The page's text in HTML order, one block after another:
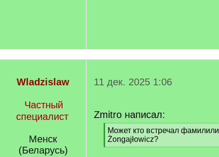
Wladzislaw
Частный
специалист
Менск
(Беларусь)
11 дек. 2025 1:06
Zmitro написал:
[
q
]
Может кто встречал
Żongajłowicz?
[